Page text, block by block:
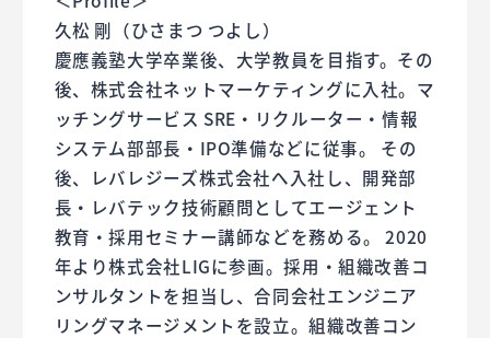
久松 剛（ひさまつ つよし）
慶應義塾大学卒業後、大学教員を目指す。その
後、株式会社ネットマーケティングに入社。マ
ッチングサービス SRE・リクルーター・情報
システム部部長・IPO準備などに従事。 その
後、レバレジーズ株式会社へ入社し、開発部
長・レバテック技術顧問としてエージェント
教育・採用セミナー講師などを務める。 2020
年より株式会社LIGに参画。採用・組織改善コ
ンサルタントを担当し、合同会社エンジニア
リングマネージメントを設立。組織改善コン